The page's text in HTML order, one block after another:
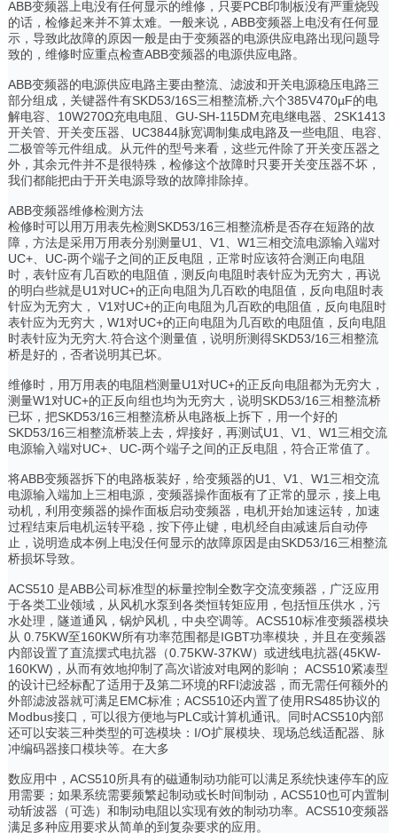
ABB变频器上电没有任何显示的维修，只要PCB印制板没有严重烧毁
的话，检修起来并不算太难。一般来说，ABB变频器上电没有任何显
示，导致此故障的原因一般是由于变频器的电源供应电路出现问题导
致的，维修时应重点检查ABB变频器的电源供应电路。
ABB变频器的电源供应电路主要由整流、滤波和开关电源稳压电路三
部分组成，关键器件有SKD53/16S三相整流桥,六个385V470µF的电
解电容、10W270Ω充电电阻、GU-SH-115DM充电继电器、2SK1413
开关管、开关变压器、UC3844脉宽调制集成电路及一些电阻、电容、
二极管等元件组成。从元件的型号来看，这些元件除了开关变压器之
外，其余元件并不是很特殊，检修这个故障时只要开关变压器不坏，
我们都能把由于开关电源导致的故障排除掉。
ABB变频器维修检测方法
检修时可以用万用表先检测SKD53/16三相整流桥是否存在短路的故
障，方法是采用万用表分别测量U1、V1、W1三相交流电源输入端对
UC+、UC-两个端子之间的正反电阻，正常时应该符合测正向电阻
时，表针应有几百欧的电阻值，测反向电阻时表针应为无穷大，再说
的明白些就是U1对UC+的正向电阻为几百欧的电阻值，反向电阻时表
针应为无穷大， V1对UC+的正向电阻为几百欧的电阻值，反向电阻时
表针应为无穷大，W1对UC+的正向电阻为几百欧的电阻值，反向电阻
时表针应为无穷大.符合这个测量值，说明所测得SKD53/16三相整流
桥是好的，否者说明其已坏。
维修时，用万用表的电阻档测量U1对UC+的正反向电阻都为无穷大，
测量W1对UC+的正反向组也均为无穷大，说明SKD53/16三相整流桥
已坏，把SKD53/16三相整流桥从电路板上拆下，用一个好的
SKD53/16三相整流桥装上去，焊接好，再测试U1、V1、W1三相交流
电源输入端对UC+、UC-两个端子之间的正反电阻，符合正常值了。
将ABB变频器拆下的电路板装好，给变频器的U1、V1、W1三相交流
电源输入端加上三相电源，变频器操作面板有了正常的显示，接上电
动机，利用变频器的操作面板启动变频器，电机开始加速运转，加速
过程结束后电机运转平稳，按下停止键，电机经自由减速后自动停
止，说明造成本例上电没任何显示的故障原因是由SKD53/16三相整流
桥损坏导致。
ACS510 是ABB公司标准型的标量控制全数字交流变频器，广泛应用
于各类工业领域，从风机水泵到各类恒转矩应用，包括恒压供水，污
水处理，隧道通风，锅炉风机，中央空调等。ACS510标准变频器模块
从 0.75KW至160KW所有功率范围都是IGBT功率模块，并且在变频器
内部设置了直流摆式电抗器（0.75KW-37KW）或进线电抗器(45KW-
160KW)，从而有效地抑制了高次谐波对电网的影响； ACS510紧凑型
的设计已经标配了适用于及第二环境的RFI滤波器，而无需任何额外的
外部滤波器就可满足EMC标准；ACS510还内置了使用RS485协议的
Modbus接口，可以很方便地与PLC或计算机通讯。同时ACS510内部
还可以安装三种类型的可选模块：I/O扩展模块、现场总线适配器、脉
冲编码器接口模块等。在大多
数应用中，ACS510所具有的磁通制动功能可以满足系统快速停车的应
用需要；如果系统需要频繁起制动或长时间制动，ACS510也可内置制
动斩波器（可选）和制动电阻以实现有效的制动功率。ACS510变频器
满足多种应用要求从简单的到复杂要求的应用。